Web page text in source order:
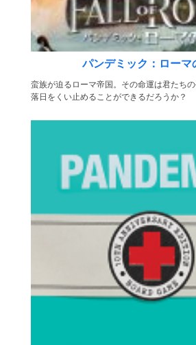
パンデミック：ローマ
蛮族が迫るローマ帝国。その命運は君たちの
落日をくい止めることができるだろうか？